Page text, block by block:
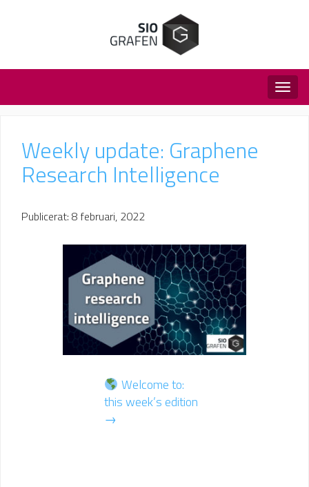
Weekly update: Graphene
Research Intelligence
Publicerat: 8 februari, 2022
Welcome to:
this week’s edition
→